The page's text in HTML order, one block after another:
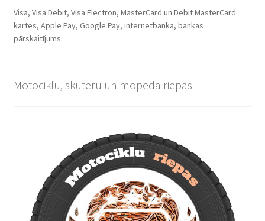
Visa, Visa Debit, Visa Electron, MasterCard un Debit MasterCard
kartes, Apple Pay, Google Pay, internetbanka, bankas
pārskaitījums.
Motociklu, skūteru un mopēda riepas